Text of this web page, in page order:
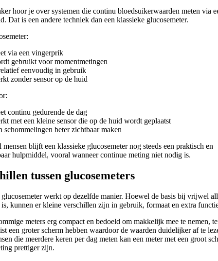
hoor je over systemen die continu bloedsuikerwaarden meten via
Dat is een andere techniek dan een klassieke glucosemeter.
via een vingerprik
gebruikt voor momentmetingen
eenvoudig in gebruik
zonder sensor op de huid
continu gedurende de dag
met een kleine sensor die op de huid wordt geplaatst
schommelingen beter zichtbaar maken
mensen blijft een klassieke glucosemeter nog steeds een praktisch en
hulpmiddel, vooral wanneer continue meting niet nodig is.
tussen glucosemeters
werkt op dezelfde manier. Hoewel de basis bij vrijwel
is, kunnen er kleine verschillen zijn in gebruik, formaat en extra
meters erg compact en bedoeld om makkelijk mee te nemen,
een groter scherm hebben waardoor de waarden duidelijker af te
die meerdere keren per dag meten kan een meter met een groot
prettiger zijn.